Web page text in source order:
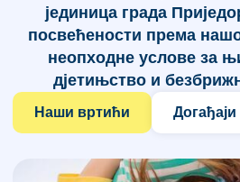
јединица града
посвећености према
неопходне услове за
дјетињство и
Наши вртићи Догађаји